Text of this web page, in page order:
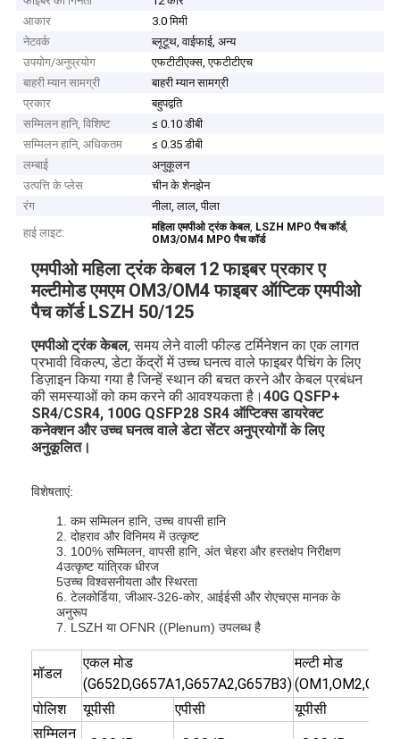
आकार
3.0 मिमी
नेटवर्क
ब्लूटूथ, वाईफाई, अन्य
उपयोग/अनुप्रयोग
एफटीटीएक्स, एफटीटीएच
बाहरी म्यान सामग्री
बाहरी म्यान सामग्री
प्रकार
बहुपद्वति
सम्मिलन हानि, विशिष्ट
≤ 0.10 डीबी
सम्मिलन हानि, अधिकतम
≤ 0.35 डीबी
लम्बाई
अनुकूलन
उत्पत्ति के प्लेस
चीन के शेनझेन
रंग
नीला, लाल, पीला
हाई लाइट:
महिला एमपीओ ट्रंक केबल, LSZH MPO पैच कॉर्ड,
OM3/OM4 MPO पैच कॉर्ड
एमपीओ महिला ट्रंक केबल 12 फाइबर प्रकार ए
मल्टीमोड एमएम OM3/OM4 फाइबर ऑप्टिक एमपीओ
पैच कॉर्ड LSZH 50/125
एमपीओ ट्रंक केबल, समय लेने वाली फील्ड टर्मिनेशन का एक लागत
प्रभावी विकल्प, डेटा केंद्रों में उच्च घनत्व वाले फाइबर पैचिंग के लिए
डिज़ाइन किया गया है जिन्हें स्थान की बचत करने और केबल प्रबंधन
की समस्याओं को कम करने की आवश्यकता है।40G QSFP+
SR4/CSR4, 100G QSFP28 SR4 ऑप्टिक्स डायरेक्ट
कनेक्शन और उच्च घनत्व वाले डेटा सेंटर अनुप्रयोगों के लिए
अनुकूलित।
विशेषताएं:
1. कम सम्मिलन हानि, उच्च वापसी हानि
2. दोहराव और विनिमय में उत्कृष्ट
3. 100% सम्मिलन, वापसी हानि, अंत चेहरा और हस्तक्षेप निरीक्षण
4उत्कृष्ट यांत्रिक धीरज
5उच्च विश्वसनीयता और स्थिरता
6. टेलकोर्डिया, जीआर-326-कोर, आईईसी और रोएचएस मानक के
अनुरूप
7. LSZH या OFNR ((Plenum) उपलब्ध है
मॉडल
एकल मोड
(G652D,G657A1,G657A2,G657B3)
मल्टी मोड
पोलिश
यूपीसी एपीसी
यूपीसी
सम्मिलन